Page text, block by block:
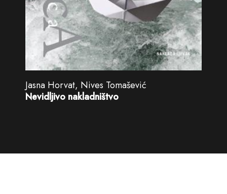
Jasna Horvat, Nives Tomašević
Nevidljivo nakladništvo